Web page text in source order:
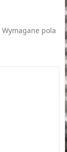
Wymagane pola